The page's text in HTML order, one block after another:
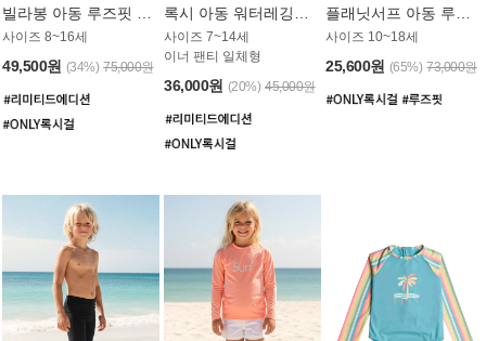
사이즈 8~16세
49,500원 (34%) 75,000원
사이즈 7~14세
이너 팬티 일체형
36,000원 (20%) 45,000원
사이즈 10~18세
25,600원 (65%) 73,000원